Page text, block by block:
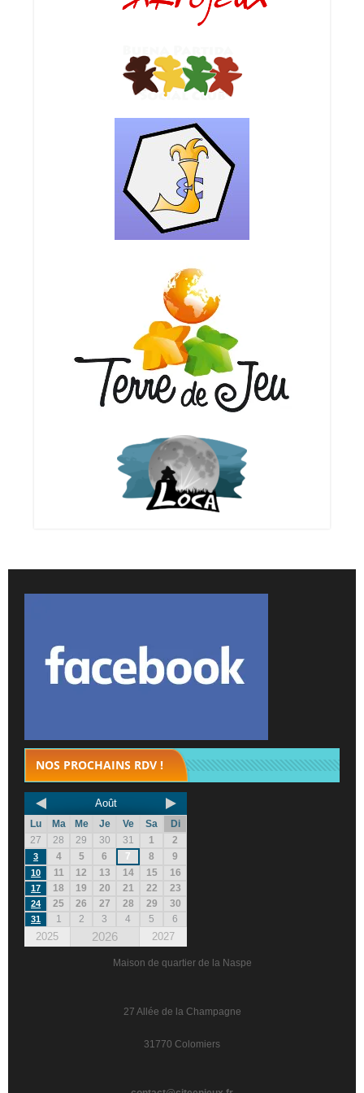
NOS PROCHAINS RDV !
Août
Lu Ma Me Je Ve Sa
Di
27
28 29 30 31 1 2
3 4 5 6 7 8 9
10 11 12 13 14 15 16
17 18 19 20 21 22 23
24 25 26 27 28 29 30
31 1 2 3 4 5 6
2025 2026 2027
Maison de quartier de la Naspe
27 Allée de la Champagne
31770 Colomiers